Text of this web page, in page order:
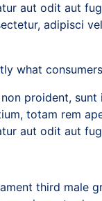
aut odit aut
adipisci
what
proident,
totam rem
aut odit aut
third male